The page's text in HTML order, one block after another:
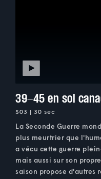
39-45 en sol
S03 | 30 sec
La Seconde Guerre
plus meurtrier que
a vécu cette guerre
mais aussi sur son
saison propose d'autres